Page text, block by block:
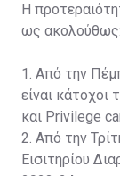
Η
ως ακολούθως:
1. Από την
είναι κάτοχοι
και Privilege
2. Από την
Εισιτηρίου